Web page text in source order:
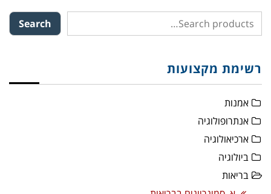
Search
רשימת מקצועות
אמנות
אנתרופולוגיה
ארכיאולוגיה
ביולוגיה
בריאות